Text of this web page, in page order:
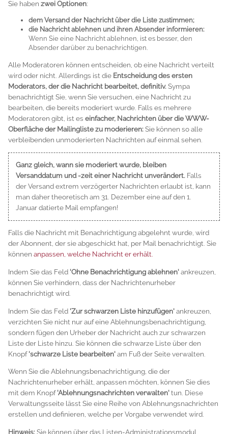
Sie haben zwei Optionen:
dem Versand der Nachricht über die Liste zustimmen;
die Nachricht ablehnen und ihren Absender informieren:
Wenn Sie eine Nachricht ablehnen, ist es besser, den
Absender darüber zu benachrichtigen.
Alle Moderatoren können entscheiden, ob eine Nachricht verteilt
wird oder nicht. Allerdings ist die Entscheidung des ersten
Moderators, der die Nachricht bearbeitet, definitiv. Sympa
benachrichtigt Sie, wenn Sie versuchen, eine Nachricht zu
bearbeiten, die bereits moderiert wurde. Falls es mehrere
Moderatoren gibt, ist es einfacher, Nachrichten über die WWW-
Oberfläche der Mailingliste zu moderieren:Sie können so alle
verbleibenden unmoderierten Nachrichten auf einmal sehen.
Ganz gleich, wann sie moderiert wurde, bleiben
Versanddatum und -zeit einer Nachricht unverändert. Falls
der Versand extrem verzögerter Nachrichten erlaubt ist, kann
man daher theoretisch am 31. Dezember eine auf den 1.
Januar datierte Mail empfangen!
Falls die Nachricht mit Benachrichtigung abgelehnt wurde, wird
der Abonnent, der sie abgeschickt hat, per Mail benachrichtigt. Sie
können anpassen, welche Nachricht er erhält.
Indem Sie das Feld 'Ohne Benachrichtigung ablehnen'ankreuzen,
können Sie verhindern, dass der Nachrichtenurheber
benachrichtigt wird.
Indem Sie das Feld 'Zur schwarzen Liste hinzufügen'ankreuzen,
verzichten Sie nicht nur auf eine Ablehnungsbenachrichtigung,
sondern fügen den Urheber der Nachricht auch zur schwarzen
Liste der Liste hinzu. Sie können die schwarze Liste über den
Knopf'schwarze Liste bearbeiten'am Fuß der Seite verwalten.
Wenn Sie die Ablehnungsbenachrichtigung, die der
Nachrichtenurheber erhält, anpassen möchten, können Sie dies
mit dem Knopf'Ablehnungsnachrichten verwalten'tun. Diese
Verwaltungsseite lässt Sie eine Reihe von Ablehnungsnachrichten
erstellen und definieren, welche per Vorgabe verwendet wird.
Hinweis:Sie können über das Listen-Administrationsmodul